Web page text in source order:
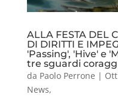
ALLA FESTA DEL
DI DIRITTI E
'Passing', 'Hive' e
tre sguardi
da Paolo Perrone |
News,